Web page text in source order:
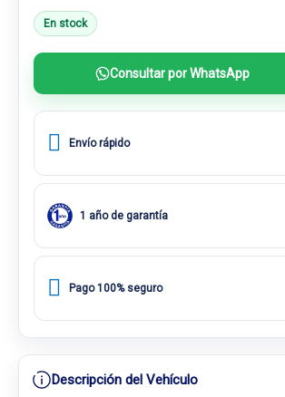
En stock
Consultar por WhatsApp
Envío rápido
1 año de garantía
Pago 100% seguro
Descripción del Vehículo